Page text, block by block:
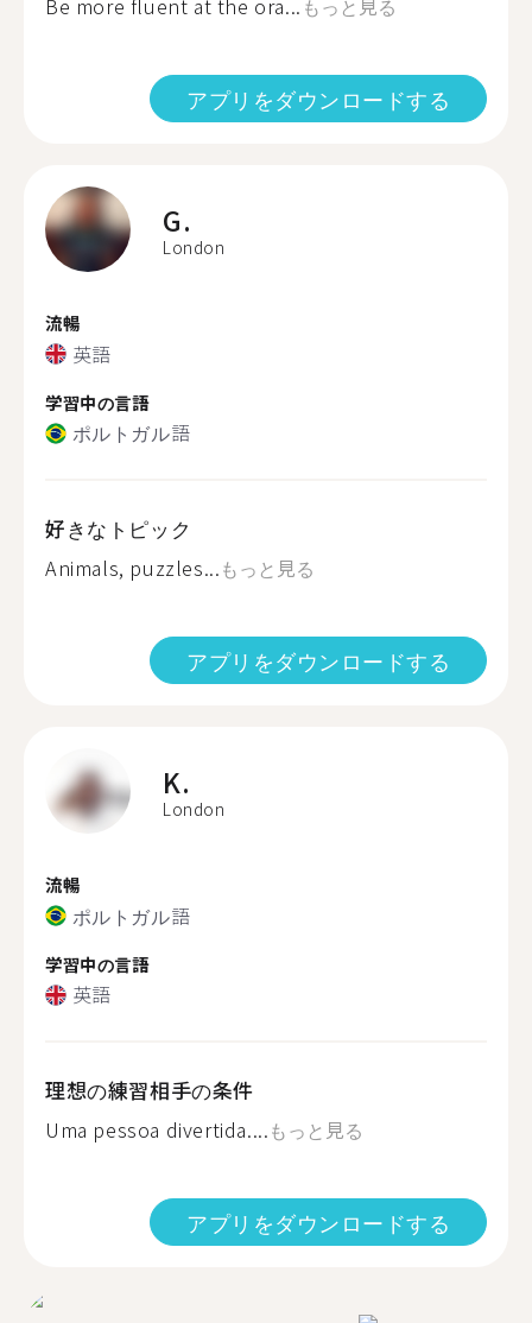
Be more fluent at the ora... もっと見る
アプリをダウンロードする
G.
London
流暢
英語
学習中の言語
ポルトガル語
好きなトピック
Animals, puzzles...もっと見る
アプリをダウンロードする
K.
London
流暢
ポルトガル語
学習中の言語
英語
理想の練習相手の条件
Uma pessoa divertida....もっと見る
アプリをダウンロードする